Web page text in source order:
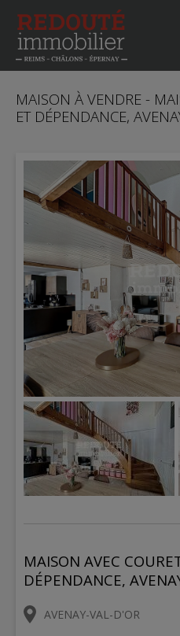
MAISON À VENDRE -
ET DÉPENDANCE,
MAISON AVEC
DÉPENDANCE,
AVENAY-VAL-D'OR